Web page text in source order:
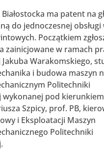
ma patent na
do jednoczesnej obsługi
Początkiem
zainicjowane w ramach
Warakomskiego,
i budowa maszyn
Politechniki
wykonanej pod
Szpicy, prof. PB,
i Eksploatacji Maszyn
Politechniki